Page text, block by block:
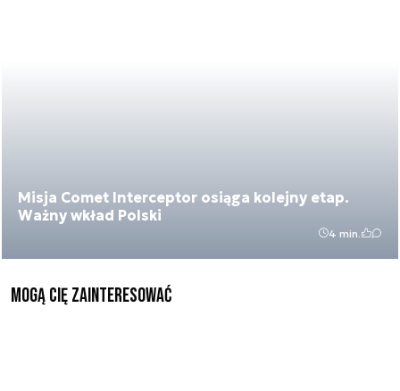
Misja Comet Interceptor osiąga kolejny etap.
Ważny wkład Polski
4 min.
Mogą Cię zainteresować